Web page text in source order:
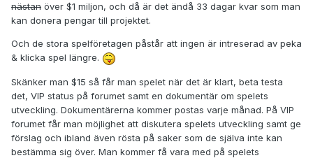
nästan över $1 miljon, och då är det ändå 33 dagar kvar som man
kan donera pengar till projektet.
Och de stora spelföretagen påstår att ingen är intreserad av peka
& klicka spel längre.
Skänker man $15 så får man spelet när det är klart, beta testa
det, VIP status på forumet samt en dokumentär om spelets
utveckling. Dokumentärerna kommer postas varje månad. På VIP
forumet får man möjlighet att diskutera spelets utveckling samt ge
förslag och ibland även rösta på saker som de själva inte kan
bestämma sig över. Man kommer få vara med på spelets